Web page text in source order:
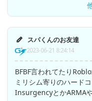
スパくんのお友達
2023-06-21 8:24:14
BFBF言われてたり
ミリシム寄りのハード
InsurgencyとかARMA